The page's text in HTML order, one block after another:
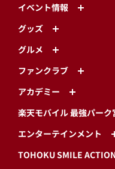
イベント情報
グッズ
グルメ
ファンクラブ
アカデミー
楽天モバイル 最強パーク
エンターテインメント
TOHOKU SMILE